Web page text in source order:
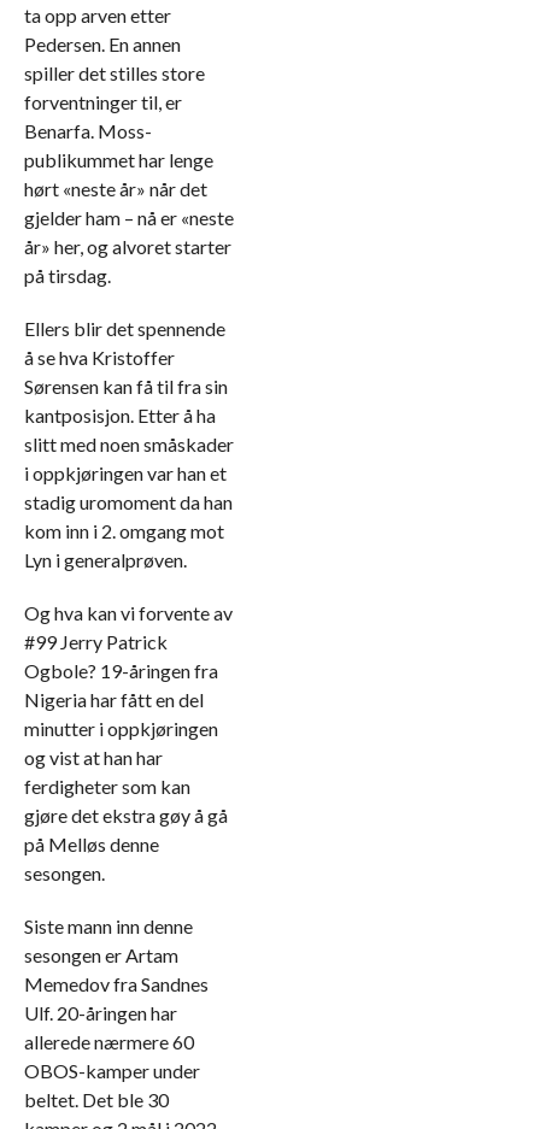
ta opp arven etter
Pedersen. En annen
spiller det stilles store
forventninger til, er
Benarfa. Moss-
publikummet har lenge
hørt «neste år» når det
gjelder ham – nå er «neste
år» her, og alvoret starter
på tirsdag.
Ellers blir det spennende
å se hva Kristoffer
Sørensen kan få til fra sin
kantposisjon. Etter å ha
slitt med noen småskader
i oppkjøringen var han et
stadig uromoment da han
kom inn i 2. omgang mot
Lyn i generalprøven.
Og hva kan vi forvente av
#99 Jerry Patrick
Ogbole? 19-åringen fra
Nigeria har fått en del
minutter i oppkjøringen
og vist at han har
ferdigheter som kan
gjøre det ekstra gøy å gå
på Melløs denne
sesongen.
Siste mann inn denne
sesongen er Artam
Memedov fra Sandnes
Ulf. 20-åringen har
allerede nærmere 60
OBOS-kamper under
beltet. Det ble 30